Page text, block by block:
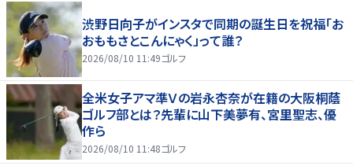
渋野日向子がインスタで同期の誕生日を祝福「お
おももさとこんにゃく」って誰？
2026/08/10 11:49ゴルフ
全米女子アマ準Ｖの岩永杏奈が在籍の大阪桐蔭
ゴルフ部とは？先輩に山下美夢有、宮里聖志、優
作ら
2026/08/10 11:48ゴルフ